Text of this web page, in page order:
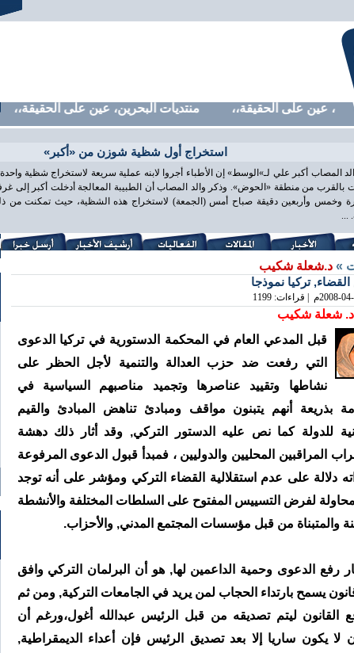
عين على الحقيقة،، منتديات البحرين، عين على الحقيقة،،
استخراج أول شظية شوزن من «أكبر»
المصاب أكبر علي لـ»الوسط» إن الأطباء أجروا لابنه عملية سريعة لاستخراج شظية
بالقرب من منطقة «الحوض». وذكر والد المصاب أن الطبيبة المعالجة أدخلت أكبر إلى
وخمس وأربعين دقيقة صباح أمس (الجمعة) لاستخراج هذه الشظية، حيث تمكنت من
...
»د.شعلة شكيب
تركيا نموذجا
2008-م | قراءات: 1199
د. شعلة شكيب
قبل المدعي العام في المحكمة الدستورية في تركيا الدعوى
التي رفعت ضد حزب العدالة والتنمية لأجل الحظر على
نشاطها وتقييد عناصرها وتجميد مناصبهم السياسية في
بذريعة أنهم يتبنون مواقف ومبادئ تناهض المبادئ والقيم
للدولة كما نص عليه الدستور التركي, وقد أثار ذلك دهشة
المراقبين المحليين والدوليين ، فمبدأ قبول الدعوى المرفوعة
دلالة على عدم استقلالية القضاء التركي ومؤشر على أنه توجد
لفرض التسييس المفتوح على السلطات المختلفة والأنشطة
والمتبناة من قبل مؤسسات المجتمع المدني, والأحزاب.
رفع الدعوى وحمية الداعمين لها, هو أن البرلمان التركي وافق
يسمح بارتداء الحجاب لمن يريد في الجامعات التركية, ومن ثم
القانون ليتم تصديقه من قبل الرئيس عبدالله أغول،ورغم أن
لا يكون ساريا إلا بعد تصديق الرئيس فإن أعداء الديمقراطية,